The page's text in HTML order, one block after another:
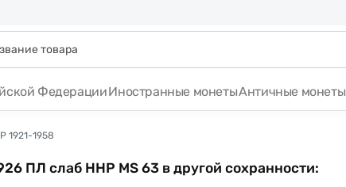
ФедерацииИностранные монетыАнтичные монеты
1921-1958
ПЛ слаб ННР MS 63 в другой сохранности: